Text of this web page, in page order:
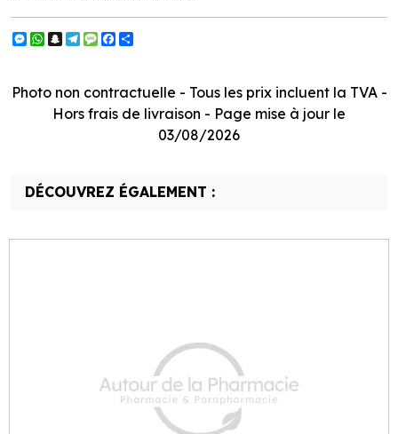
Messenger
WhatsApp
Snapchat
Telegram
Message
Facebook
Photo non contractuelle - Tous les prix incluent la TVA -
Hors frais de livraison - Page mise à jour le
03/08/2026
DÉCOUVREZ ÉGALEMENT :